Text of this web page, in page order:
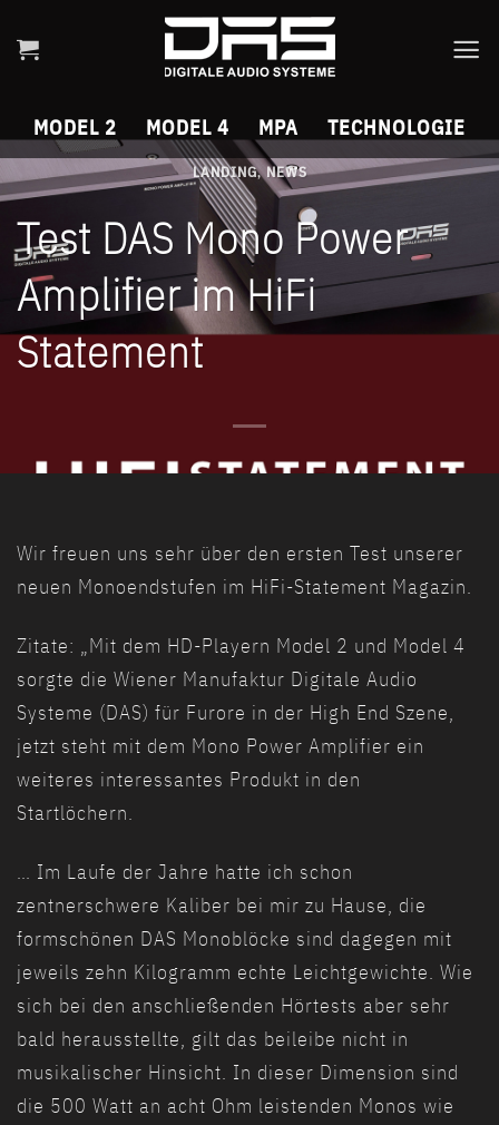
to
MODEL 2
MODEL 4 MPA TECHNOLOGIE
LANDING, NEWS
Test DAS Mono Power
Amplifier im HiFi
Statement
Wir freuen uns sehr über den ersten Test unserer
neuen Monoendstufen im HiFi-Statement Magazin.
Zitate: „Mit dem HD-Playern Model 2 und Model 4
sorgte die Wiener Manufaktur Digitale Audio
Systeme (DAS) für Furore in der High End Szene,
jetzt steht mit dem Mono Power Amplifier ein
weiteres interessantes Produkt in den
Startlöchern.
… Im Laufe der Jahre hatte ich schon
zentnerschwere Kaliber bei mir zu Hause, die
formschönen DAS Monoblöcke sind dagegen mit
jeweils zehn Kilogramm echte Leichtgewichte. Wie
sich bei den anschließenden Hörtests aber sehr
bald herausstellte, gilt das beileibe nicht in
musikalischer Hinsicht. In dieser Dimension sind
die 500 Watt an acht Ohm leistenden Monos wie